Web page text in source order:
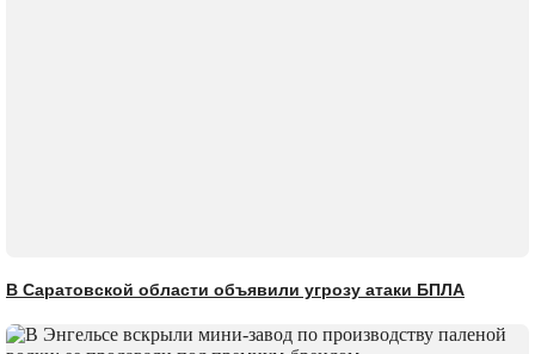
В Саратовской области объявили угрозу атаки БПЛА